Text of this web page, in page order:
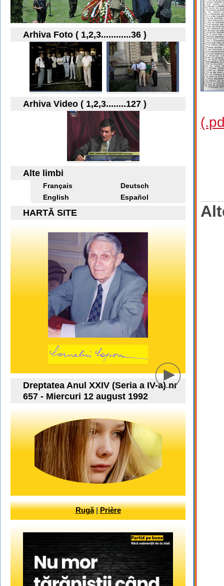
Arhiva Foto ( 1,2,3............36 )
Arhiva Video ( 1,2,3........127 )
Alte limbi
Français
Deutsch
English
Español
HARTĂ SITE
Dreptatea Anul XXIV (Seria a IV-a) nr
657 - Miercuri 12 august 1992
Rugă|Prière